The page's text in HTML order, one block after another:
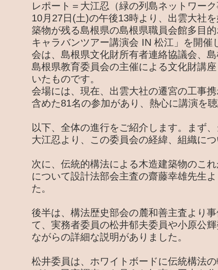
レポート＝大江忍（緑の列島ネットワー
10月27日(土)の午後13時より、出雲大社
築物が残る島根県の島根県職員会館多目
キャラバンツアー講演会 IN 松江」を開催
会は、島根県文化財所有者連絡協議会、
島根県教育委員会の主催による文化財講
いたものです。
会場には、現在、出雲大社の遷宮の工事
含めた81名の参加があり、熱心に講演を
以下、全体の進行をご紹介します。まず
大江忍より、この委員会の経緯、組織に
次に、伝統的構法による木造建築物のこ
について設計法部会主査の齋藤幸雄先生
た。
後半は、構法歴史部会の麓和善主査より
て、実務者委員の松井郁夫委員や小原公
ながらの詳細な説明がありました。
松井委員は、ホワイトボードに伝統構法